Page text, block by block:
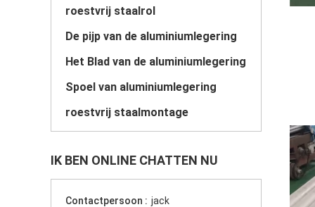
roestvrij staalrol
De pijp van de aluminiumlegering
Het Blad van de aluminiumlegering
Spoel van aluminiumlegering
roestvrij staalmontage
IK BEN ONLINE CHATTEN NU
Contactpersoon : jack